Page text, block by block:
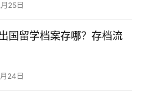
25日
国留学档案存哪？存档流
24日